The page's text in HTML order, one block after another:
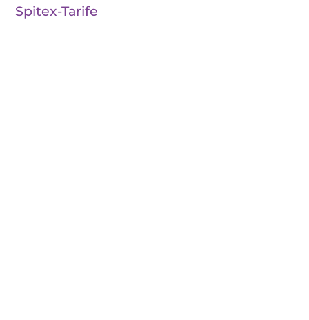
Spitex-Ta­ri­fe